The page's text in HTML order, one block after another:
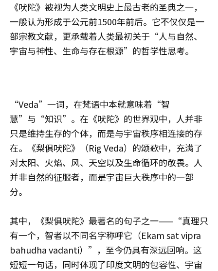
《吠陀》被视为人类文明史上最古老的圣典之一，
一般认为形成于公元前1500年前后。它不仅仅是一
部宗教文献，更承载着人类最初关于“人与自然、
宇宙与神性、生命与存在根源”的哲学性思考。
“Veda”一词，在梵语中本就意味着“智
慧”与“知识”。在《吠陀》的世界观中，人并非
只是维持生存的个体，而是与宇宙秩序相连接的存
在。《梨俱吠陀》（Rig Veda）的颂歌中，充满了
对太阳、火焰、风、天空以及生命循环的敬畏。人
并非自然的征服者，而是宇宙巨大秩序中的一部
分。
其中，《梨俱吠陀》最著名的句子之一——“真理只
有一个，智者以不同名字称呼它（Ekam sat vipra
bahudha vadanti）”，至今仍具有深远回响。这
短短一句话，同时体现了印度文明的包容性、宇宙